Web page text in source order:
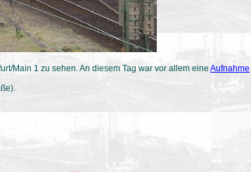
Main 1 zu sehen. An diesem Tag war vor allem eine Aufnahme